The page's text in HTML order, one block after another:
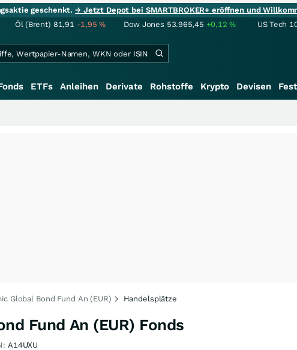
geschenkt.→ Jetzt Depot bei SMARTBROKER+ eröffnen und
Öl (Brent) 81,91 -1,95% Dow Jones 53.965,45 +0,12% US Tech
ETFs Anleihen Derivate Rohstoffe Krypto Devisen
Global Bond Fund An (EUR) Handelsplätze
Fund An (EUR) Fonds
A14UXU